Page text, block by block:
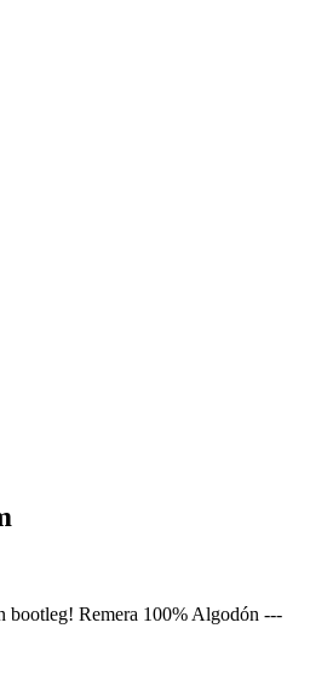
bootleg! Remera 100% Algodón ---